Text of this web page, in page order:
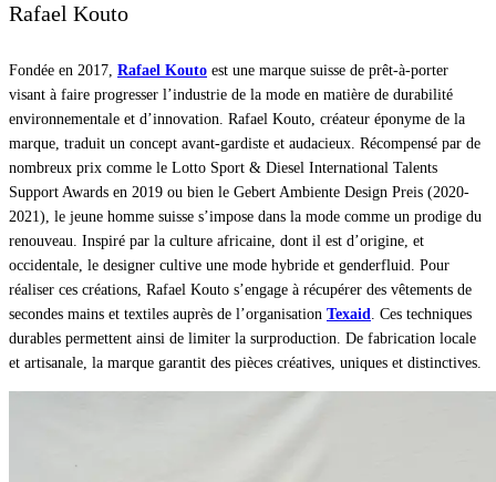
Rafael Kouto
Fondée en 2017, Rafael Kouto est une marque suisse de prêt-à-porter
visant à faire progresser l’industrie de la mode en matière de durabilité
environnementale et d’innovation. Rafael Kouto, créateur éponyme de la
marque, traduit un concept avant-gardiste et audacieux. Récompensé par de
nombreux prix comme le Lotto Sport & Diesel International Talents
Support Awards en 2019 ou bien le Gebert Ambiente Design Preis (2020-
2021), le jeune homme suisse s’impose dans la mode comme un prodige du
renouveau. Inspiré par la culture africaine, dont il est d’origine, et
occidentale, le designer cultive une mode hybride et genderfluid. Pour
réaliser ces créations, Rafael Kouto s’engage à récupérer des vêtements de
secondes mains et textiles auprès de l’organisation Texaid . Ces techniques
durables permettent ainsi de limiter la surproduction. De fabrication locale
et artisanale, la marque garantit des pièces créatives, uniques et distinctives.